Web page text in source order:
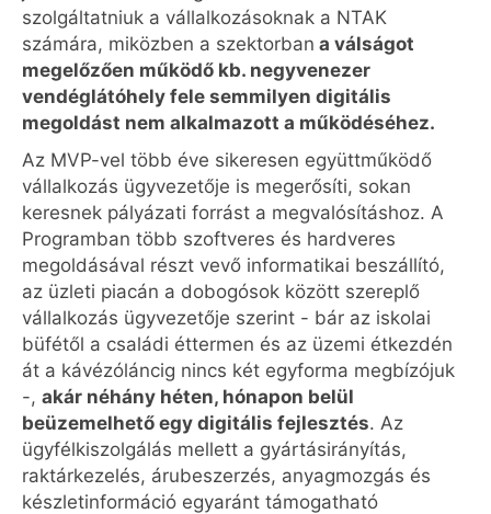
szolgáltatniuk a vállalkozásoknak a NTAK
számára, miközben a szektorban a válságot
megelőzően működő kb. negyvenezer
vendéglátóhely fele semmilyen digitális
megoldást nem alkalmazott a működéséhez.
Az MVP-vel több éve sikeresen együttműködő
vállalkozás ügyvezetője is megerősíti, sokan
keresnek pályázati forrást a megvalósításhoz. A
Programban több szoftveres és hardveres
megoldásával részt vevő informatikai beszállító,
az üzleti piacán a dobogósok között szereplő
vállalkozás ügyvezetője szerint - bár az iskolai
büfétől a családi éttermen és az üzemi étkezdén
át a kávézóláncig nincs két egyforma megbízójuk
-, akár néhány héten, hónapon belül
beüzemelhető egy digitális fejlesztés. Az
ügyfélkiszolgálás mellett a gyártásirányítás,
raktárkezelés, árubeszerzés, anyagmozgás és
készletinformáció egyaránt támogatható